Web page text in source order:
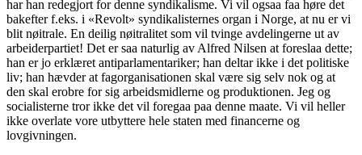
har han redegjort for denne syndikalisme. Vi vil ogsaa faa høre det
bakefter f.eks. i «Revolt» syndikalisternes organ i Norge, at nu er vi
blit nøitrale. En deilig nøitralitet som vil tvinge avdelingerne ut av
arbeiderpartiet! Det er saa naturlig av Alfred Nilsen at foreslaa dette;
han er jo erklæret antiparlamentariker; han deltar ikke i det politiske
liv; han hævder at fagorganisationen skal være sig selv nok og at
den skal erobre for sig arbeidsmidlerne og produktionen. Jeg og
socialisterne tror ikke det vil foregaa paa denne maate. Vi vil heller
ikke overlate vore utbyttere hele staten med financerne og
lovgivningen.